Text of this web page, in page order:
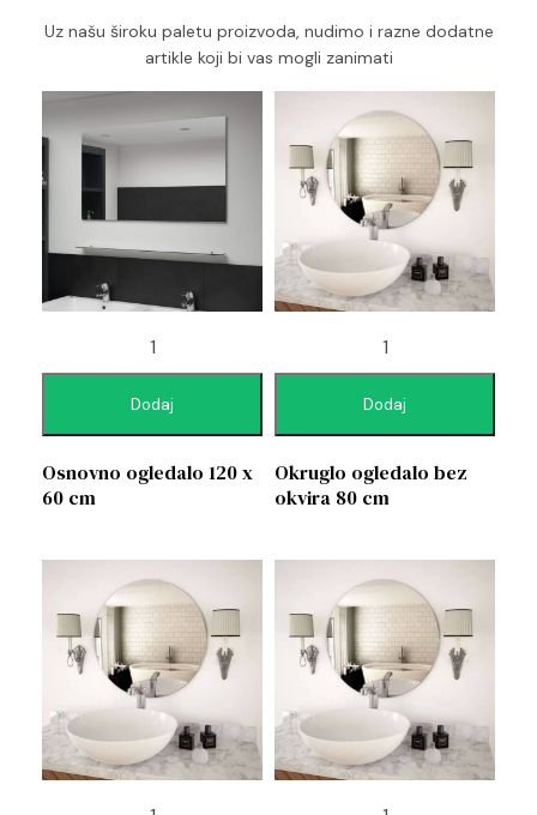
Uz našu široku paletu proizvoda, nudimo i razne dodatne
artikle koji bi vas mogli zanimati
Dodaj
Osnovno ogledalo 120 x
60 cm
Dodaj
Okruglo ogledalo bez
okvira 80 cm